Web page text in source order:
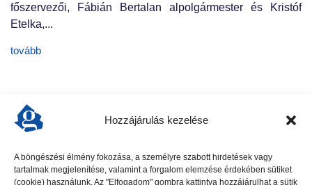
Hozzájárulás kezelése
A böngészési élmény fokozása, a személyre szabott hirdetések vagy
tartalmak megjelenítése, valamint a forgalom elemzése érdekében sütiket
(cookie) használunk. Az "Elfogadom" gombra kattintva hozzájárulhat a sütik
főszervezői, Fábián Bertalan alpolgármester és Kristóf
Etelka,...
tovább
előző cikk következő cikk